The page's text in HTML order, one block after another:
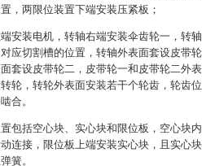
，两限位装置下端安装压紧板；
安装电机，转轴右端安装伞齿轮一，转轴
应切割槽的位置，转轴外表面套设皮带轮
套设皮带轮二，皮带轮一和皮带轮二外表
轮，转轮外表面安装若干个轮齿，轮齿位
合。
包括空心块、实心块和限位板，空心块内
连接，限位板上端安装实心块，且实心块
簧。